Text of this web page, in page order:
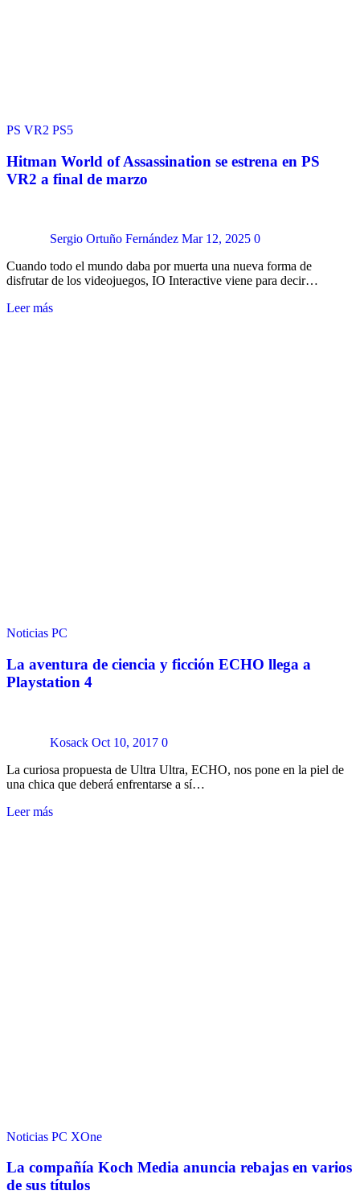
PS VR2 PS5
Hitman World of Assassination se estrena en PS
VR2 a final de marzo
Sergio Ortuño Fernández Mar 12, 2025 0
Cuando todo el mundo daba por muerta una nueva forma de
disfrutar de los videojuegos, IO Interactive viene para decir…
Leer más
Noticias PC
La aventura de ciencia y ficción ECHO llega a
Playstation 4
Kosack Oct 10, 2017 0
La curiosa propuesta de Ultra Ultra, ECHO, nos pone en la piel de
una chica que deberá enfrentarse a sí…
Leer más
Noticias PC XOne
La compañía Koch Media anuncia rebajas en varios
de sus títulos